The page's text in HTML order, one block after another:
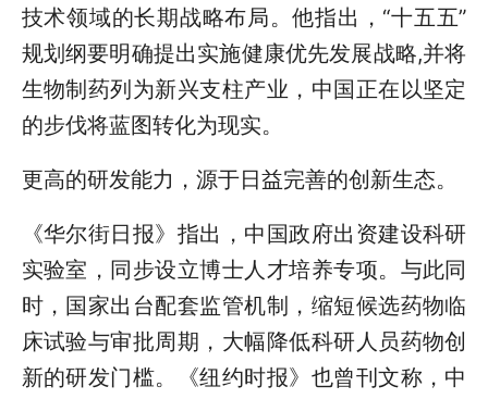
技术领域的长期战略布局。他指出，“十五五”
规划纲要明确提出实施健康优先发展战略,并将
生物制药列为新兴支柱产业，中国正在以坚定
的步伐将蓝图转化为现实。
更高的研发能力，源于日益完善的创新生态。
《华尔街日报》指出，中国政府出资建设科研
实验室，同步设立博士人才培养专项。与此同
时，国家出台配套监管机制，缩短候选药物临
床试验与审批周期，大幅降低科研人员药物创
新的研发门槛。《纽约时报》也曾刊文称，中